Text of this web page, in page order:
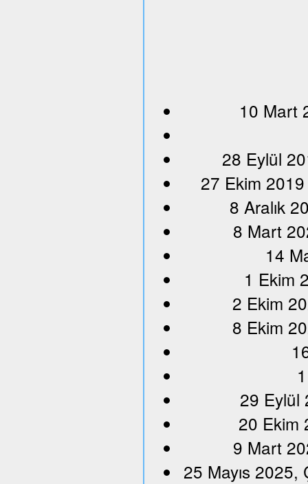
10 Mart
28 Eylül
27 Ekim
8 Aralık
8 Mart
14
1 Ekim
2 Ekim
8 Ekim
29 Eylül
20 Ekim
9 Mart
25 Mayıs